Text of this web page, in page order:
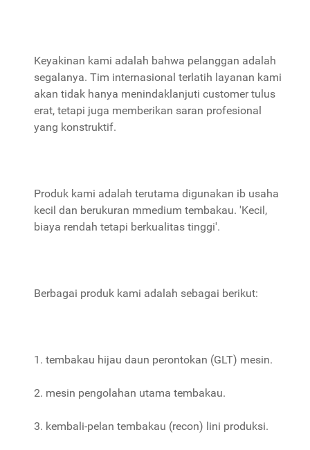
Keyakinan kami adalah bahwa pelanggan adalah
segalanya. Tim internasional terlatih layanan kami
akan tidak hanya menindaklanjuti customer tulus
erat, tetapi juga memberikan saran profesional
yang konstruktif.
Produk kami adalah terutama digunakan ib usaha
kecil dan berukuran mmedium tembakau. 'Kecil,
biaya rendah tetapi berkualitas tinggi'.
Berbagai produk kami adalah sebagai berikut:
1. tembakau hijau daun perontokan (GLT) mesin.
2. mesin pengolahan utama tembakau.
3. kembali-pelan tembakau (recon) lini produksi.